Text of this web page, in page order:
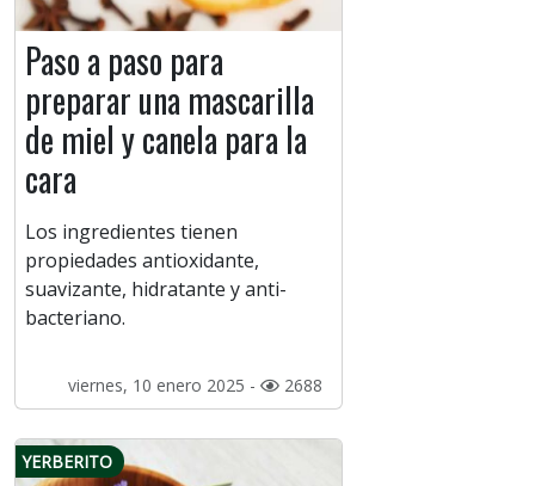
Paso a paso para
preparar una mascarilla
de miel y canela para la
cara
Los ingredientes tienen
propiedades antioxidante,
suavizante, hidratante y anti-
bacteriano.
viernes, 10 enero 2025 - 2688
YERBERITO